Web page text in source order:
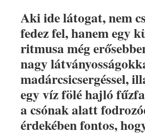
Aki ide látogat, nem
fedez fel, hanem egy
ritmusa még
nagy
madárcsicsergéssel,
egy víz fölé hajló
a csónak alatt
érdekében fontos,